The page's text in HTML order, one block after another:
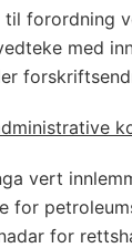
til forordning
med
vert
for
for